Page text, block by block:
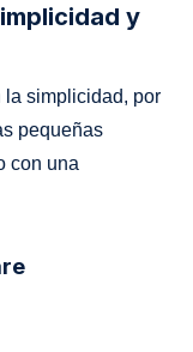
y
simplicidad, por
pequeñas
con una